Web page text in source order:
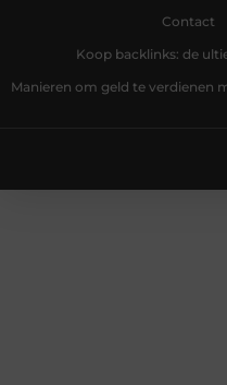
Contact
Koop backlinks: de
Manieren om geld te verdienen